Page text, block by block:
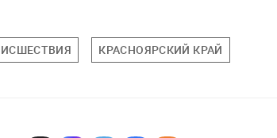
КРАСНОЯРСКИЙ КРАЙ